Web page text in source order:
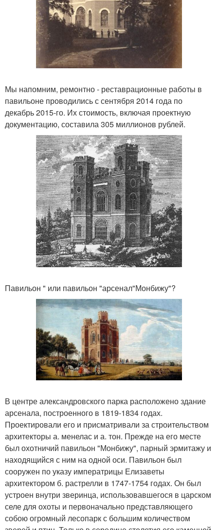
Мы напомним, ремонтно - реставрационные работы в
павильоне проводились с сентября 2014 года по
декабрь 2015-го. Их стоимость, включая проектную
документацию, составила 305 миллионов рублей.
Павильон " или павильон "арсенал"Монбижу"?
В центре александровского парка расположено здание
арсенала, построенного в 1819-1834 годах.
Проектировали его и присматривали за строительством
архитекторы а. менелас и а. тон. Прежде на его месте
был охотничий павильон "Монбижу", парный эрмитажу и
находящийся с ним на одной оси. Павильон был
сооружен по указу императрицы Елизаветы
архитектором б. растрелли в 1747-1754 годах. Он был
устроен внутри зверинца, использовавшегося в царском
селе для охоты и первоначально представляющего
собою огромный лесопарк с большим количеством